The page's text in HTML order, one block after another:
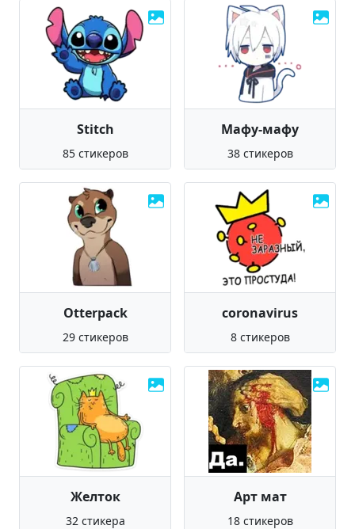
Stitch
85 стикеров
Мафу-мафу
38 стикеров
Otterpack
29 стикеров
coronavirus
8 стикеров
Желток
32 стикера
Арт мат
18 стикеров